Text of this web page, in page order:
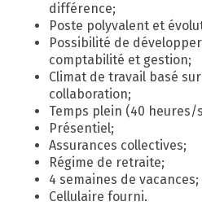
différence;
Poste polyvalent et
Possibilité de
comptabilité et gestion;
Climat de travail basé
collaboration;
Temps plein (40 heures/
Présentiel;
Assurances collectives;
Régime de retraite;
4 semaines de vacances;
Cellulaire fourni.